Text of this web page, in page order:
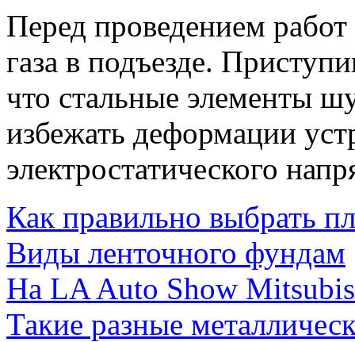
Перед проведением
газа в подъезде.
что стальные элементы
избежать деформации
электростатического
Как правильно выбрать
Виды ленточного фундам
На LA Auto Show
Такие разные